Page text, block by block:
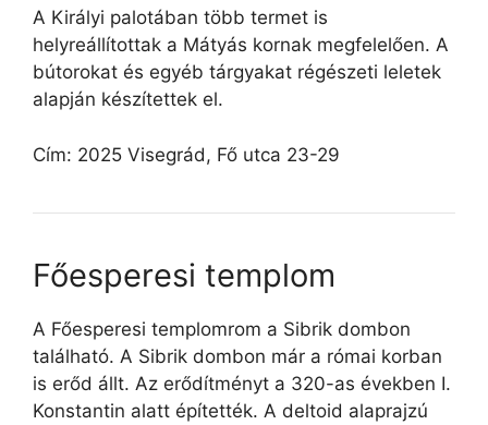
A Királyi palotában több termet is
helyreállítottak a Mátyás kornak megfelelően. A
bútorokat és egyéb tárgyakat régészeti leletek
alapján készítettek el.
Cím: 2025 Visegrád, Fő utca 23-29
Főesperesi templom
A Főesperesi templomrom a Sibrik dombon
található. A Sibrik dombon már a római korban
is erőd állt. Az erődítményt a 320-as években I.
Konstantin alatt építették. A deltoid alaprajzú